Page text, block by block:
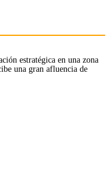
estratégica en una zona
una gran afluencia de